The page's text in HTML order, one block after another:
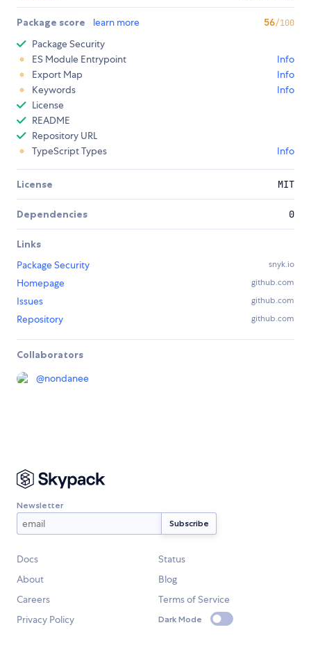
Package score learn more 56/100
Package Security
ES Module Entrypoint
Info
Export Map
Info
Keywords
Info
License
README
Repository URL
TypeScript Types
Info
License MIT
Dependencies 0
Links
Package Security
snyk.io
Homepage github.com
Issues github.com
Repository github.com
Collaborators
@nondanee
Newsletter
Docs
Status
About
Blog
Careers
Terms of Service
Privacy Policy
Dark Mode